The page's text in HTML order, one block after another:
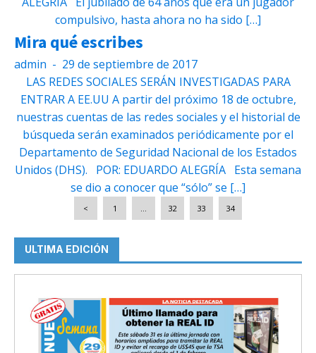
compulsivo, hasta ahora no ha sido […]
Mira qué escribes
admin - 29 de septiembre de 2017
LAS REDES SOCIALES SERÁN INVESTIGADAS PARA
ENTRAR A EE.UU A partir del próximo 18 de octubre,
nuestras cuentas de las redes sociales y el historial de
búsqueda serán examinados periódicamente por el
Departamento de Seguridad Nacional de los Estados
Unidos (DHS). POR: EDUARDO ALEGRÍA Esta semana
se dio a conocer que “sólo” se […]
< 1 … 32 33 34
ULTIMA EDICIÓN